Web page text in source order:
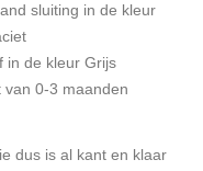
sluiting in de kleur
in de kleur Grijs
van 0-3 maanden
dus is al kant en klaar